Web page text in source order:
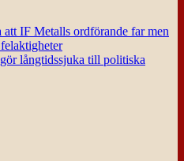
att IF Metalls ordförande far men
långtidssjuka till politiska